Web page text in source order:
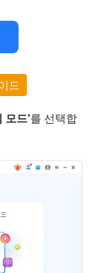
드
모드'를 선택합